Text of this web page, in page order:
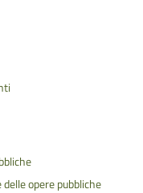
opere pubbliche